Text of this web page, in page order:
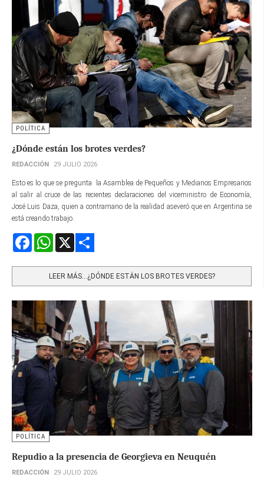
POLÍTICA
¿Dónde están los brotes verdes?
REDACCIÓN 29 JULIO 2026
Esto es lo que se pregunta la Asamblea de Pequeños y Medianos Empresarios
al salir al cruce de las recientes declaraciones del viceministro de Economía,
José Luis Daza, quien a contramano de la realidad aseveró que en Argentina se
está creando trabajo.
FacebookWhatsApp
LEER MÁS…¿DÓNDE ESTÁN LOS BROTES VERDES?
POLÍTICA
Repudio a la presencia de Georgieva en Neuquén
REDACCIÓN 29 JULIO 2026